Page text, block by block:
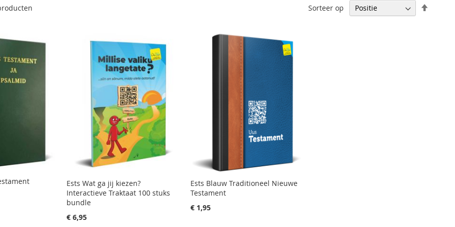
Sorteer op
SALE
Ests Wat ga jij kiezen?
Interactieve Traktaat 100 stuks
bundle
€ 6,95
Ests Blauw Traditioneel Nieuwe
Testament
€ 1,95